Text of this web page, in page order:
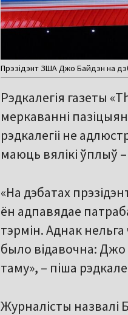
Прэзідэнт ЗША Джо Байдэн на
Рэдкалегія газеты
меркаванні
рэдкалегіі не
маюць вялікі ўплыў
«На дэбатах
ён адпавядае
тэрмін. Аднак
было відавочна:
таму», – піша
Журналісты назвалі